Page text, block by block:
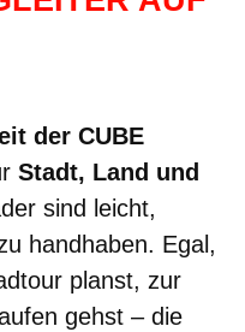
der CUBE
Stadt, Land und
sind leicht,
handhaben. Egal,
planst, zur
gehst – die